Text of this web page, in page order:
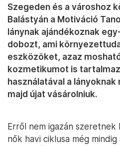
Szegeden és a városhoz
Balástyán a Motiváció
lánynak ajándékoznak
dobozt, ami
eszközöket, azaz
kozmetikumot is
használatával a lányoknak
majd újat vásárolniuk.
Erről nem igazán
nők havi ciklusa még